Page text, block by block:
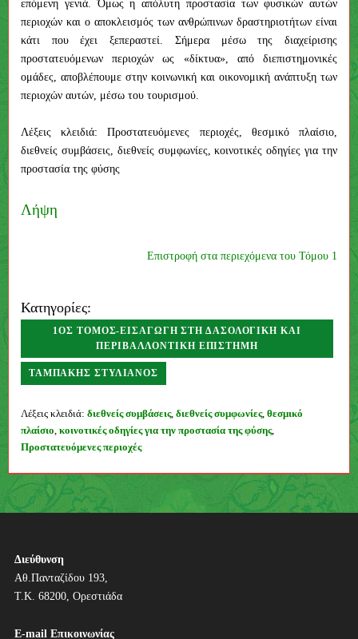
επόμενη γενιά. Όμως η απόλυτη προστασία των φυσικών αυτών
περιοχών και ο αποκλεισμός των ανθρώπινων δραστηριοτήτων είναι
κάτι που έχει ξεπεραστεί. Σήμερα μέσω της διαχείρισης
προστατευόμενων περιοχών ως «δίκτυα», από διεπιστημονικές
ομάδες, αποβλέπουμε στην κοινωνική και οικονομική ανάπτυξη των
περιοχών αυτών, μέσω του τουρισμού.
Λέξεις κλειδιά: Προστατευόμενες περιοχές, θεσμικό πλαίσιο,
διεθνείς συμβάσεις, διεθνείς συμφωνίες, κοινοτικές οδηγίες για την
προστασία της φύσης
Λήψη
Επιστροφή στα περιεχόμενα του Τόμου 1
Κατηγορίες:
1ΟΣ ΤΌΜΟΣ-ΕΙΣΑΓΩΓΉ ΣΤΗ ΔΑΣΟΛΟΓΙΚΉ ΚΑΙ
ΠΕΡΙΒΑΛΛΟΝΤΙΚΉ ΕΠΙΣΤΉΜΗ
ΤΑΜΠΆΚΗΣ ΣΤΥΛΙΑΝΌΣ
Συγγραφέας
Λέξεις κλειδιά: διεθνείς συμβάσεις, διεθνείς συμφωνίες, θεσμικό
πλαίσιο, κοινοτικές οδηγίες για την προστασία της φύσης,
Προστατευόμενες περιοχές
Π
λ
ή
γ
Διεύθυνση
Αθ.Πανταζίδου 193,
Τ.Κ. 68200, Ορεστιάδα
E-mail Επικοινωνίας